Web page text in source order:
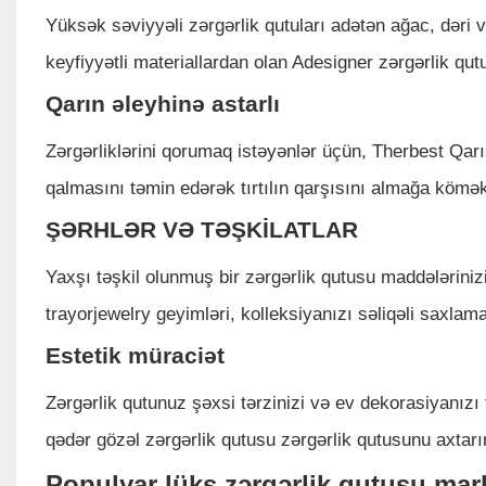
Yüksək səviyyəli zərgərlik qutuları adətən ağac, dəri
keyfiyyətli materiallardan olan Adesigner zərgərlik
Qarın əleyhinə astarlı
Zərgərliklərini qorumaq istəyənlər üçün, Therbest
qalmasını təmin edərək tırtılın qarşısını almağa
ŞƏRHLƏR VƏ TƏŞKİLATLAR
Yaxşı təşkil olunmuş bir zərgərlik qutusu
trayorjewelry geyimləri, kolleksiyanızı səliqəli
Estetik müraciət
Zərgərlik qutunuz şəxsi tərzinizi və ev
qədər gözəl zərgərlik qutusu zərgərlik qutusunu